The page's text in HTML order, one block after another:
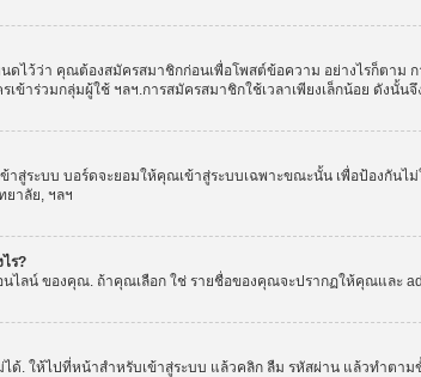
ดไว้ว่า คุณต้องสมัครสมาชิกก่อนเพื่อโพสต์ข้อความ อย่างไรก็ตา
ข้าร่วมกลุ่มผู้ใช้ ฯลฯ.การสมัครสมาชิกใช้เวลาเพียงเล็กน้อย ดังนั้
สู่ระบบ บอร์ดจะยอมให้คุณเข้าสู่ระบบเฉพาะขณะนั้น เพื่อป้องกั
ยาลัย, ฯลฯ
ร?
ลน์ ของคุณ. ถ้าคุณเลือก ใช่ รายชื่อของคุณจะปรากฏให้คุณและ
. ให้ไปที่หน้าสำหรับเข้าสู่ระบบ แล้วคลิก ลืม รหัสผ่าน แล้วทำตาม